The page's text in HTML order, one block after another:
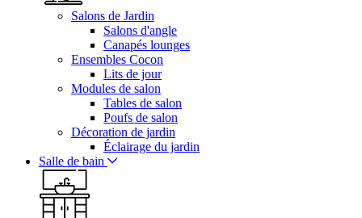
Salons de Jardin
Salons d'angle
Canapés lounges
Ensembles Cocon
Lits de jour
Modules de salon
Tables de salon
Poufs de salon
Décoration de jardin
Éclairage du jardin
Salle de bain